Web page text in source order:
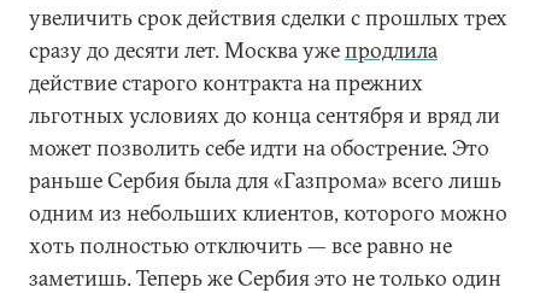
увеличить срок действия сделки с прошлых трех
сразу до десяти лет. Москва ужепродлила
действие старого контракта на прежних
льготных условиях до конца сентября и вряд ли
может позволить себе идти на обострение. Это
раньше Сербия была для «Газпрома» всего лишь
одним из небольших клиентов, которого можно
хоть полностью отключить — все равно не
заметишь. Теперь же Сербия это не только один